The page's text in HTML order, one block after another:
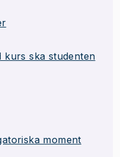
kurs ska studenten
moment